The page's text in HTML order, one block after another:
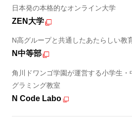
日本発の本格的なオンライン大学
ZEN大学
N高グループと共通したあたらしい教
N中等部
角川ドワンゴ学園が運営する小学生・
グラミング教室
N Code Labo